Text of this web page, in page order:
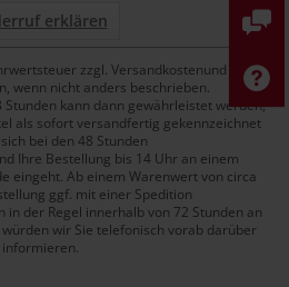
erklären
zzgl. Versandkostenund ggf.
wenn nicht anders beschrieben.
kann dann gewährleistet werden,
als sofort versandfertig gekennzeichnet
bei den 48 Stunden
Ihre Bestellung bis 14 Uhr an einem
eingeht. Ab einem Warenwert von circa
ggf. mit einer Spedition
der Regel innerhalb von 72 Stunden an
wir Sie telefonisch vorab darüber
informieren.